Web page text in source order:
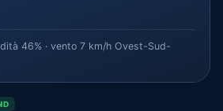
46% · vento 7 km/h Ovest-Sud-